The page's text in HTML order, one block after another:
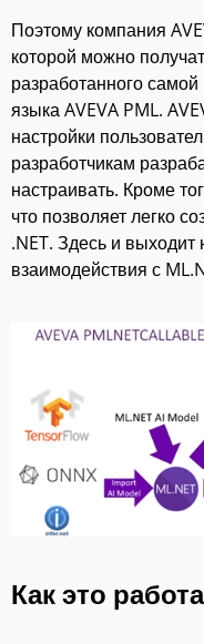
Поэтому компания
которой можно
разработанного
языка AVEVA PML.
настройки
разработчикам
настраивать. Кроме
что позволяет легко
.NET. Здесь и
взаимодействия с
Как это